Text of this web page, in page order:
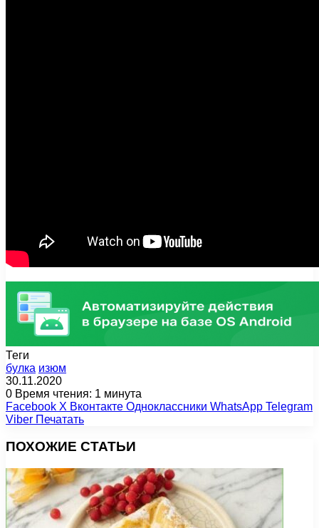
Теги
булка изюм
30.11.2020
0 Время чтения: 1 минута
Facebook X Вконтакте Одноклассники WhatsApp Telegram
Viber Печатать
ПОХОЖИЕ СТАТЬИ